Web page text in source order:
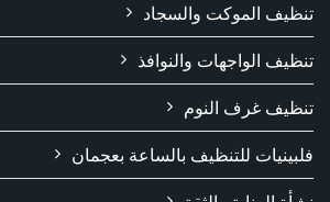
تنظيف الموكت والسجاد
تنظيف الواجهات والنوافذ
تنظيف غرف النوم
فلبينيات للتنظيف بالساعة بعجمان